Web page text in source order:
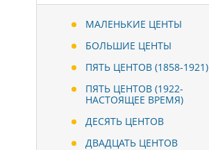
МАЛЕНЬКИЕ ЦЕНТЫ
БОЛЬШИЕ ЦЕНТЫ
ПЯТЬ ЦЕНТОВ (1858-1921)
ПЯТЬ ЦЕНТОВ (1922-
НАСТОЯЩЕЕ ВРЕМЯ)
ДЕСЯТЬ ЦЕНТОВ
ДВАДЦАТЬ ЦЕНТОВ